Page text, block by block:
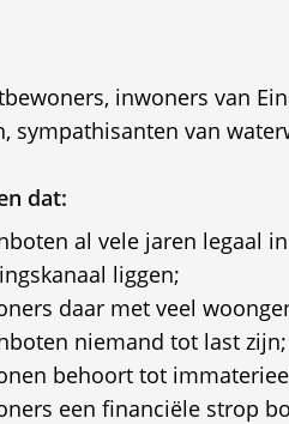
inwoners van
sympathisanten van
dat:
al vele jaren legaal
liggen;
daar met veel
niemand tot last zijn;
behoort tot
een financiële strop